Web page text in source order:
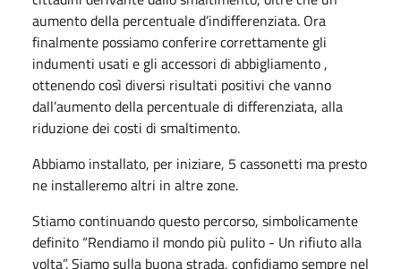
aumento della percentuale d’indifferenziata. Ora
finalmente possiamo conferire correttamente gli
indumenti usati e gli accessori di abbigliamento ,
ottenendo così diversi risultati positivi che vanno
dall’aumento della percentuale di differenziata, alla
riduzione dei costi di smaltimento.
Abbiamo installato, per iniziare, 5 cassonetti ma presto
ne installeremo altri in altre zone.
Stiamo continuando questo percorso, simbolicamente
definito “Rendiamo il mondo più pulito - Un rifiuto alla
volta”. Siamo sulla buona strada, confidiamo sempre nel